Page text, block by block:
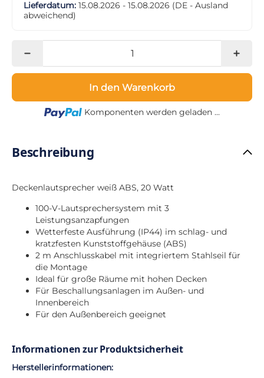
Lieferdatum: 15.08.2026 - 15.08.2026 (DE - Ausland
abweichend)
In den Warenkorb
Loading...
Komponenten werden geladen ...
Beschreibung
Deckenlautsprecher weiß ABS, 20 Watt
100-V-Lautsprechersystem mit 3
Leistungsanzapfungen
Wetterfeste Ausführung (IP44) im schlag- und
kratzfesten Kunststoffgehäuse (ABS)
2 m Anschlusskabel mit integriertem Stahlseil für
die Montage
Ideal für große Räume mit hohen Decken
Für Beschallungsanlagen im Außen- und
Innenbereich
Für den Außenbereich geeignet
Informationen zur Produktsicherheit
Herstellerinformationen: